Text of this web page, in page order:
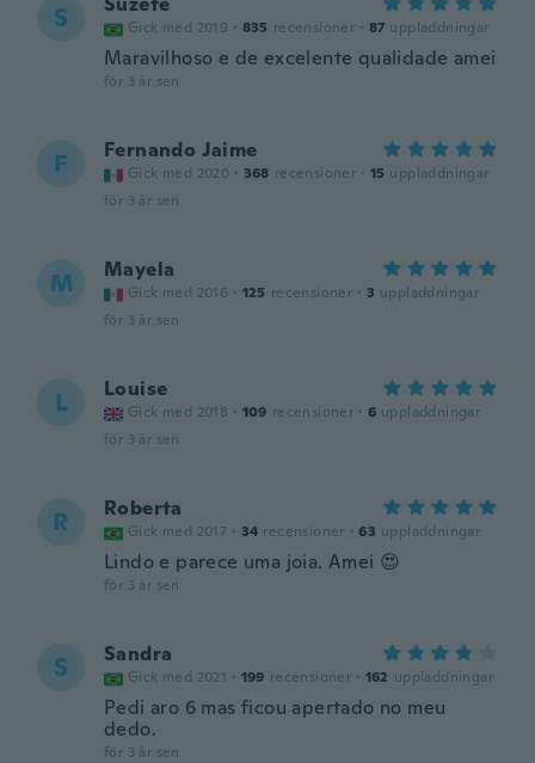
S Gick med 2019 · 835 recensioner · 87 uppladdningar
Maravilhoso e de excelente qualidade amei
för 3 år sen
F Fernando Jaime
Gick med 2020 · 368 recensioner · 15 uppladdningar
för 3 år sen
M Mayela
Gick med 2016 · 125 recensioner · 3 uppladdningar
för 3 år sen
L Louise
Gick med 2018 · 109 recensioner · 6 uppladdningar
för 3 år sen
R Roberta
Gick med 2017 · 34 recensioner · 63 uppladdningar
Lindo e parece uma joia. Amei 😍
för 3 år sen
S Sandra
Gick med 2021 · 199 recensioner · 162 uppladdningar
Pedi aro 6 mas ficou apertado no meu
dedo.
för 3 år sen